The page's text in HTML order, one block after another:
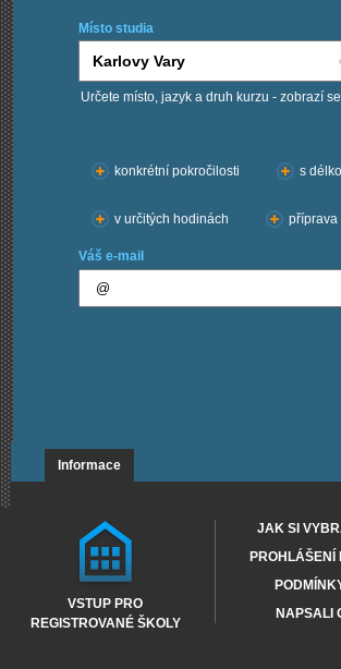
Místo studia
Určete místo, jazyk a druh kurzu - zobrazí
konkrétní pokročilosti
s
v určitých hodinách příprava
Váš e-mail
Informace
VSTUP PRO
REGISTROVANÉ ŠKOLY
JAK SI
PROHLÁŠENÍ
NAPSALI